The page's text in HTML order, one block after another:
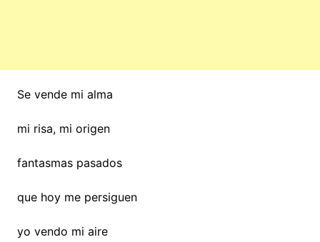
Se vende mi alma
mi risa, mi origen
fantasmas pasados
que hoy me persiguen
yo vendo mi aire